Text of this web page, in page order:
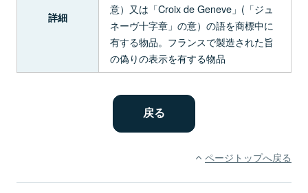
詳細
意）又は「Croix de Geneve」(「ジュ
ネーヴ十字章」の意）の語を商標中に
有する物品。フランスで製造された旨
の偽りの表示を有する物品
ページトップへ戻る